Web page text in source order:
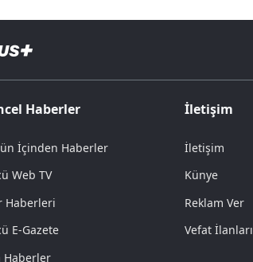
Haberler
İçinden Haberler
Web TV
Haberleri
E-Gazete
Haberler
İletişim
İletişim
Künye
Reklam Ver
Vefat İlanları